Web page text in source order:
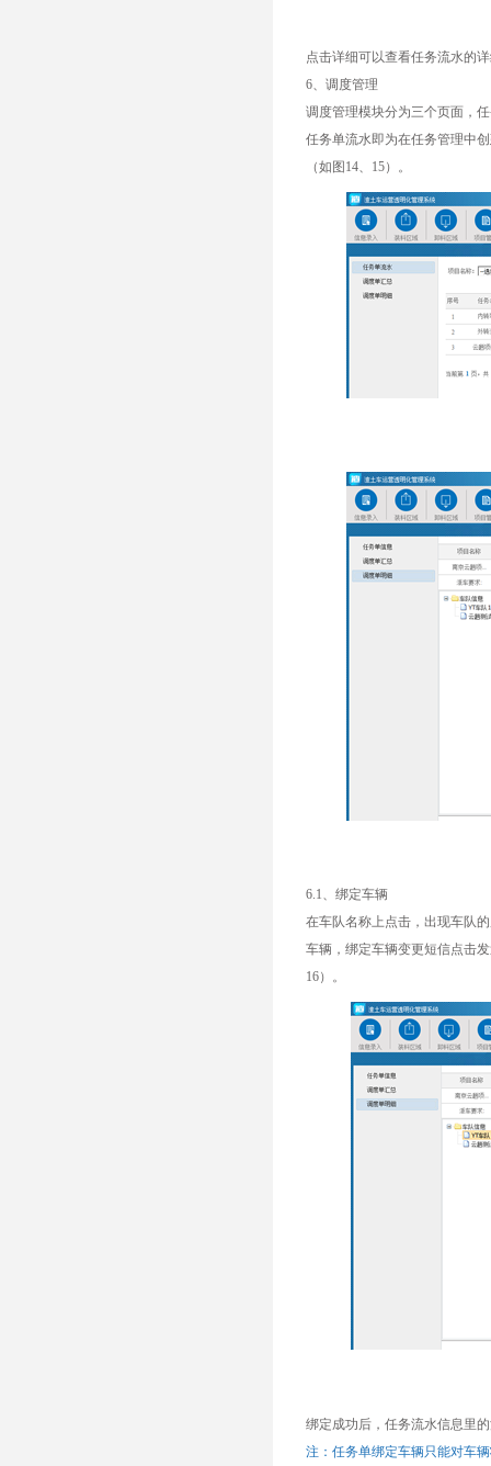
点击详细可以查看任务流水的
6、调度管理
调度管理模块分为三个页面，
任务单流水即为在任务管理中
（如图14、15）。
6.1、绑定车辆
在车队名称上点击，出现车队
车辆，绑定车辆变更短信点击
16）。
绑定成功后，任务流水信息里
注：任务单绑定车辆只能对车